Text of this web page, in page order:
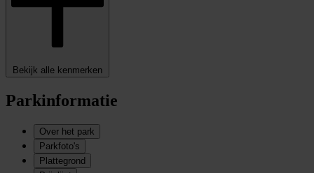
Bekijk alle kenmerken
Parkinformatie
Over het park
Parkfoto's
Plattegrond